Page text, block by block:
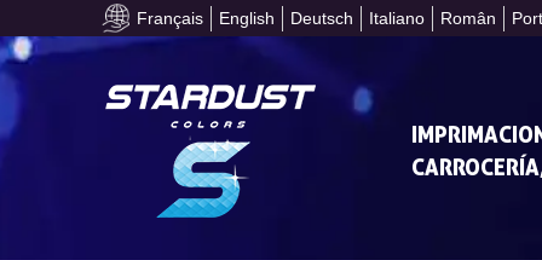
Français English Deutsch Italiano Român